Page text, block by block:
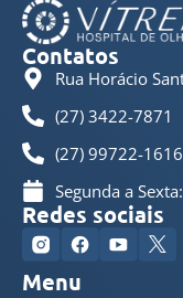
Contatos
Rua Horácio
(27) 3422-7871
(27) 99722-1616
Segunda a
Redes sociais
Menu